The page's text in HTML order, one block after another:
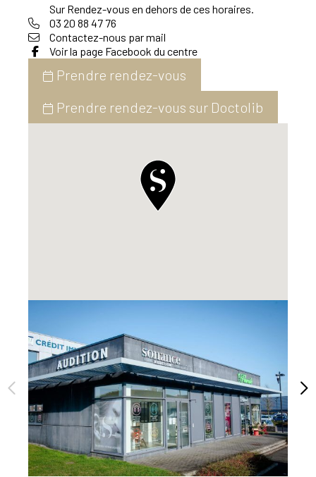
Sur Rendez-vous en dehors de ces horaires.
03 20 88 47 76
Contactez-nous par mail
Voir la page Facebook du centre
Prendre rendez-vous
Prendre rendez-vous sur Doctolib